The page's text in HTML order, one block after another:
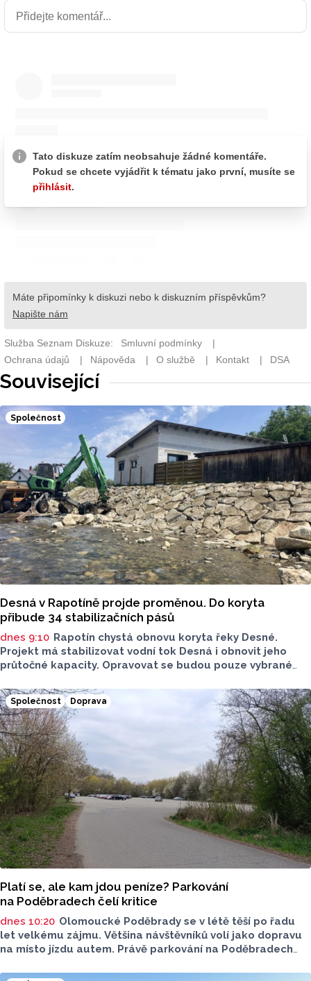
Související
Společnost
Desná v Rapotíně projde proměnou. Do koryta
přibude 34 stabilizačních pásů
dnes 9:10 Rapotín chystá obnovu koryta řeky Desné.
Projekt má stabilizovat vodní tok Desná i obnovit jeho
průtočné kapacity. Opravovat se budou pouze vybrané
samostatných stavebních projektů.
Společnost Doprava
Platí se, ale kam jdou peníze? Parkování
na Poděbradech čelí kritice
dnes 10:20 Olomoucké Poděbrady se v létě těší po řadu
let velkému zájmu. Většina návštěvníků volí jako dopravu
na místo jízdu autem. Právě parkování na Poděbradech
Na konci června vznikla na Facebooku stránka s názvem